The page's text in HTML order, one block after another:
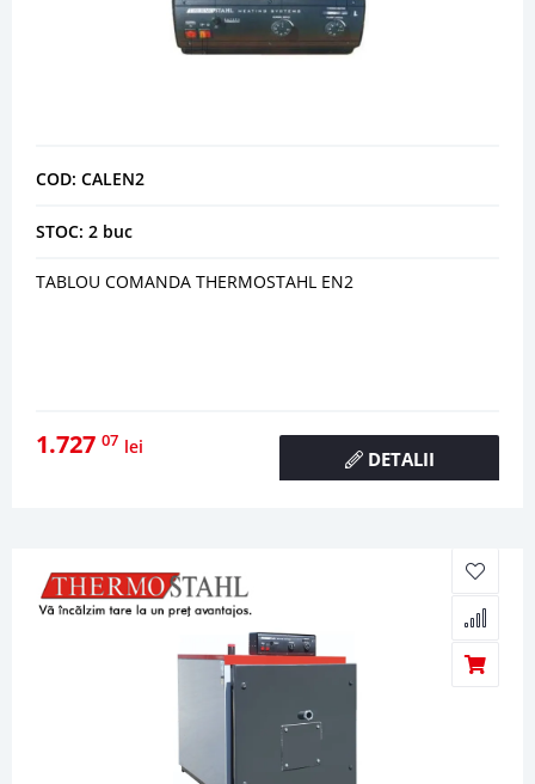
COD: CALEN2
STOC: 2 buc
TABLOU COMANDA THERMOSTAHL EN2
1.727 07 lei
DETALII